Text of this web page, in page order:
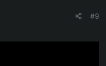
#9